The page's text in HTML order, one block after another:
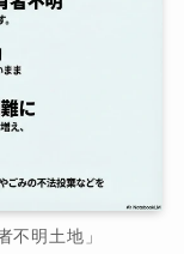
不明土地」